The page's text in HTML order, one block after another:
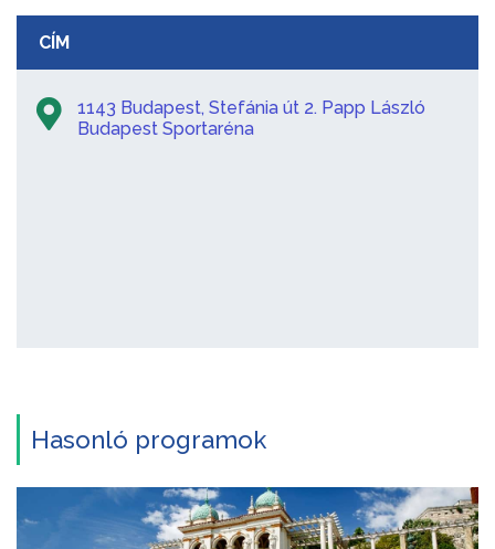
CÍM
1143 Budapest, Stefánia út 2. Papp László
Budapest Sportaréna
Hasonló programok